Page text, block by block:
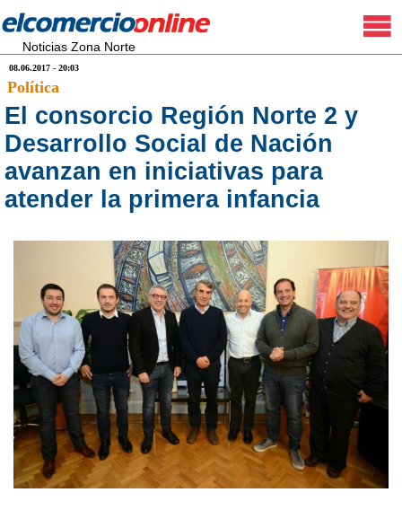
Noticias Zona Norte
08.06.2017 - 20:03
Política
El consorcio Región Norte 2 y
Desarrollo Social de Nación
avanzan en iniciativas para
atender la primera infancia